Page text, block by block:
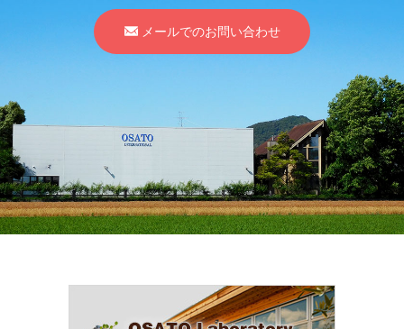
メールでのお問い合わせ